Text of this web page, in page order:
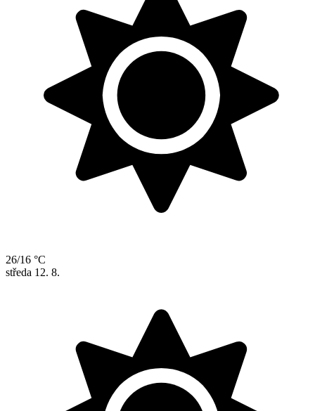
26/16 °C
středa 12. 8.